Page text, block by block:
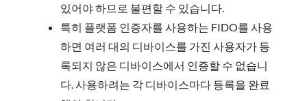
있어야 하므로 불편할 수 있습니다.
특히 플랫폼 인증자를 사용하는 FIDO를 사용
하면 여러 대의 디바이스를 가진 사용자가 등
록되지 않은 디바이스에서 인증할 수 없습니
다. 사용하려는 각 디바이스마다 등록을 완료